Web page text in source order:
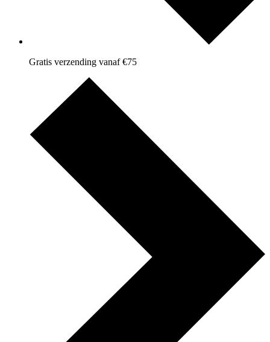
Gratis verzending vanaf €75